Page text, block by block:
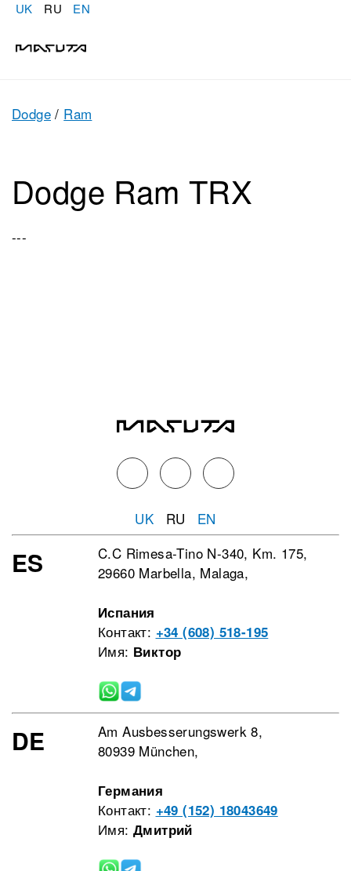
UK RU EN
Dodge / Ram
Dodge Ram TRX
---
UK RU EN
ES
C.C Rimesa-Tino N-340, Km. 175,
29660 Marbella, Malaga,
Испания
Контакт: +34 (608) 518-195
Имя: Виктор
DE
Am Ausbesserungswerk 8,
80939 München,
Германия
Контакт: +49 (152) 18043649
Имя: Дмитрий